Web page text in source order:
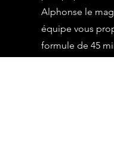
Alphonse le
équipe vous
formule de 45